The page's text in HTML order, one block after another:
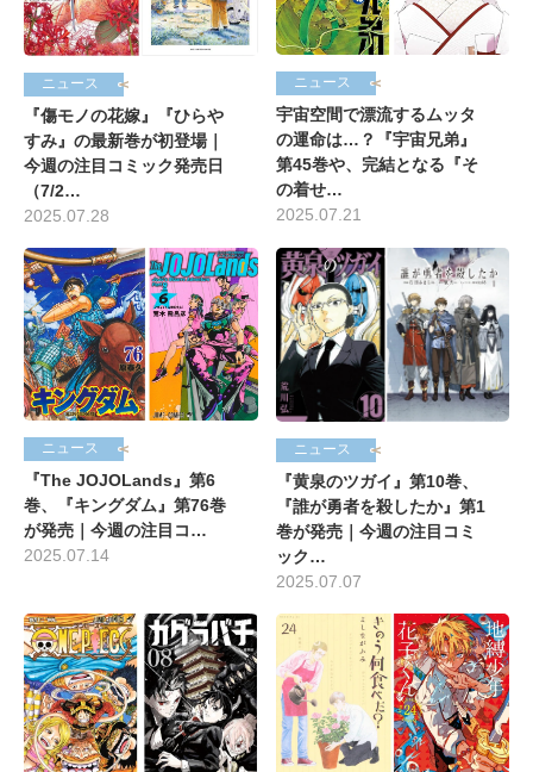
ニュース
『傷モノの花嫁』『ひらや
すみ』の最新巻が初登場｜
今週の注目コミック発売日
（7/2…
2025.07.28
ニュース
宇宙空間で漂流するムッタ
の運命は…？『宇宙兄弟』
第45巻や、完結となる『そ
の着せ…
2025.07.21
ニュース
『The JOJOLands』第6
巻、『キングダム』第76巻
が発売｜今週の注目コ…
2025.07.14
ニュース
『黄泉のツガイ』第10巻、
『誰が勇者を殺したか』第1
巻が発売｜今週の注目コミ
ック…
2025.07.07